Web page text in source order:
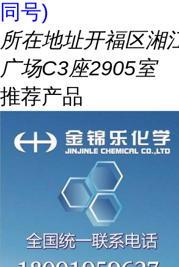
同号)
所在地址开福区湘
广场C3座2905室
推荐产品